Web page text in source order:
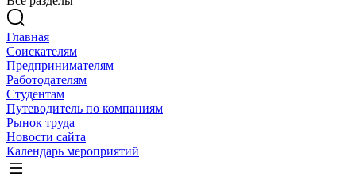
Главная
Соискателям
Предпринимателям
Работодателям
Студентам
Путеводитель по компаниям
Рынок труда
Новости сайта
Календарь мероприятий